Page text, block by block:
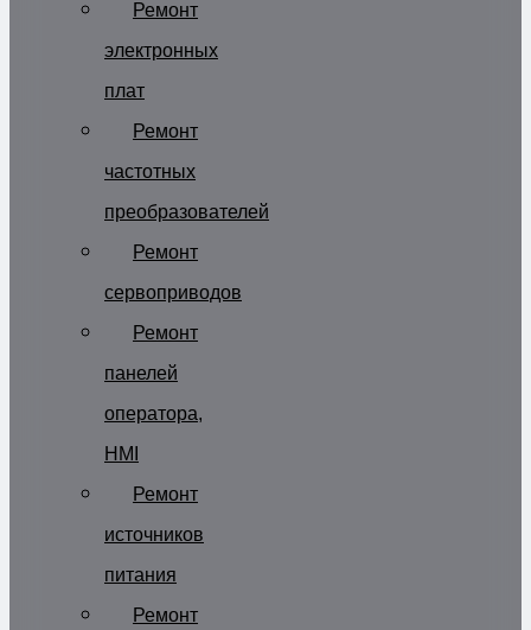
Ремонт
электронных
плат
Ремонт
частотных
преобразователей
Ремонт
сервоприводов
Ремонт
панелей
оператора,
HMI
Ремонт
источников
питания
Ремонт